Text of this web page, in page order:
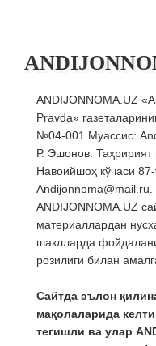
ANDIJONNOMA.UZ
Pravda»
№04-001 Муассис:
Р. Эшонов.
Навоийшоҳ кўчаси
Andijonnoma@mail.ru.
ANDIJONNOMA.UZ
материаллардан
шаклларда
розилиги билан
Сайтда эълон
мақолаларида
тегишли ва улар